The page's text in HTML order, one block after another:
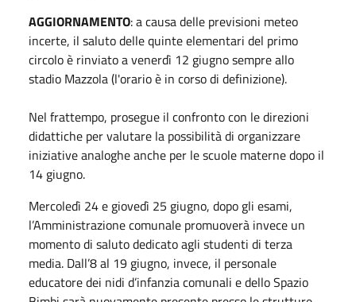
AGGIORNAMENTO: a causa delle previsioni meteo
incerte, il saluto delle quinte elementari del primo
circolo è rinviato a venerdì 12 giugno sempre allo
stadio Mazzola (l'orario è in corso di definizione).
Nel frattempo, prosegue il confronto con le direzioni
didattiche per valutare la possibilità di organizzare
iniziative analoghe anche per le scuole materne dopo il
14 giugno.
Mercoledì 24 e giovedì 25 giugno, dopo gli esami,
l’Amministrazione comunale promuoverà invece un
momento di saluto dedicato agli studenti di terza
media. Dall’8 al 19 giugno, invece, il personale
educatore dei nidi d’infanzia comunali e dello Spazio